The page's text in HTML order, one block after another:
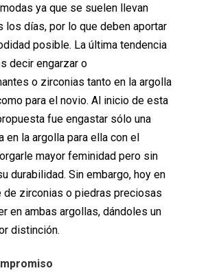
ya que se suelen llevan
los días, por lo que deben aportar
posible. La última tendencia
decir engarzar o
o zirconias tanto en la argolla
para el novio. Al inicio de esta
fue engastar sólo una
en la argolla para ella con el
mayor feminidad pero sin
durabilidad. Sin embargo, hoy en
de zirconias o piedras preciosas
en ambas argollas, dándoles un
distinción.